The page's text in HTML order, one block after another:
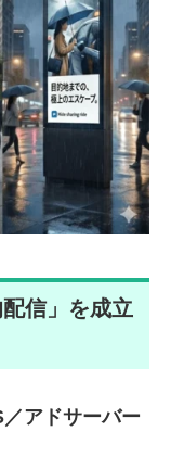
信」を成立
アドサーバー